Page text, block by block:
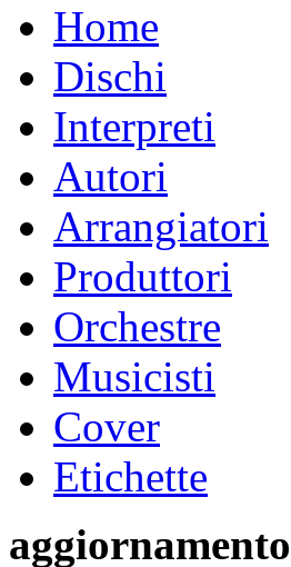
Home
Dischi
Interpreti
Autori
Arrangiatori
Produttori
Orchestre
Musicisti
Cover
Etichette